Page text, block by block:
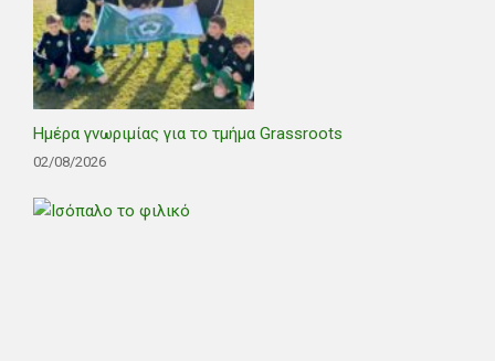
Ημέρα γνωριμίας για το τμήμα Grassroots
02/08/2026